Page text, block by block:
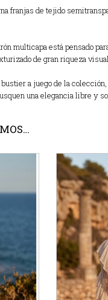
franjas de tejido
multicapa está pensado
de gran riqueza
a juego de la
una elegancia libre y